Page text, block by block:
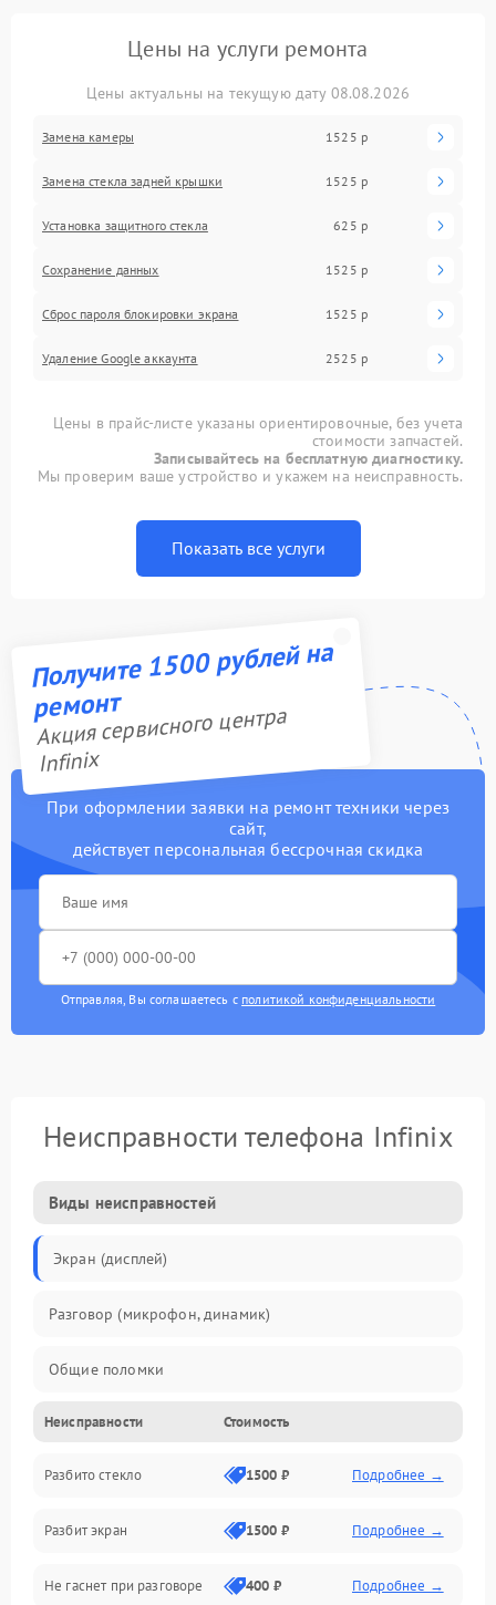
Цены на услуги ремонта
Цены актуальны на текущую дату 08.08.2026
Замена камеры 1525 р
Замена стекла задней крышки 1525 р
Установка защитного стекла 625 р
Сохранение данных 1525 р
Сброс пароля блокировки экрана 1525 р
Удаление Google аккаунта 2525 р
Цены в прайс-листе указаны ориентировочные, без учета
стоимости запчастей.
Записывайтесь на бесплатную диагностику.
Мы проверим ваше устройство и укажем на неисправность.
Показать все услуги
Получите 1500 рублей на
ремонт
Акция сервисного центра
Infinix
При оформлении заявки на ремонт техники через
сайт,
действует персональная бессрочная скидка
Отправляя, Вы соглашаетесь с политикой конфиденциальности
Неисправности телефона Infinix
Виды неисправностей
Экран (дисплей)
Разговор (микрофон, динамик)
Общие поломки
Проблемы связи
Камеры
Проблемы с дисплеем и сенсором
Зарядка
Неисправности Стоимость
Разбито стекло 1500 ₽ Подробнее →
Разбит экран 1500 ₽ Подробнее →
Не гаснет при разговоре 400 ₽ Подробнее →